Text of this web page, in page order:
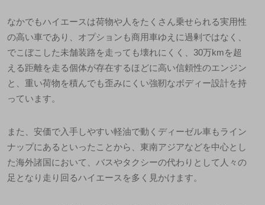
なかでもハイエースは荷物や人をたくさん乗せられる実用性
の高い車であり、オプションも商用車ゆえに過剰ではなく、
でこぼこした未舗装路を走っても壊れにくく、30万kmを超
える距離を走る個体が存在するほどに高い信頼性のエンジン
と、重い荷物を積んでも歪みにくい強靭なボディー設計を持
っています。
また、安価で入手しやすい軽油で動くディーゼル車もライン
ナップにあるといったことから、東南アジアなどを中心とし
た海外諸国において、バスやタクシーの代わりとして人々の
足となり走り回るハイエースを多く見かけます。